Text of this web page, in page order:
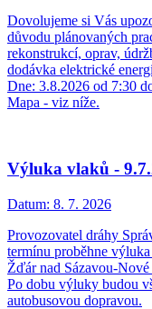
Dovolujeme si Vás
důvodu plánovaných
rekonstrukcí, oprav,
dodávka elektrické
Dne: 3.8.2026 od 7:30
Mapa - viz níže.
Výluka vlaků -
Datum: 8. 7. 2026
Provozovatel dráhy
termínu proběhne
Žďár nad Sázavou-
Po dobu výluky budou
autobusovou dopravou.